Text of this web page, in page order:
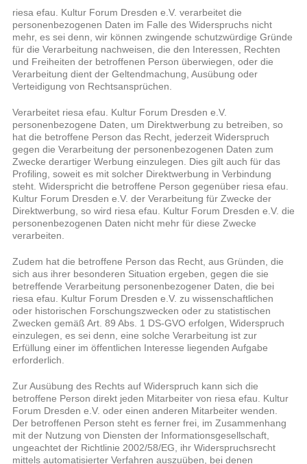
riesa efau. Kultur Forum Dresden e.V. verarbeitet die
personenbezogenen Daten im Falle des Widerspruchs nicht
mehr, es sei denn, wir können zwingende schutzwürdige Gründe
für die Verarbeitung nachweisen, die den Interessen, Rechten
und Freiheiten der betroffenen Person überwiegen, oder die
Verarbeitung dient der Geltendmachung, Ausübung oder
Verteidigung von Rechtsansprüchen.
Verarbeitet riesa efau. Kultur Forum Dresden e.V.
personenbezogene Daten, um Direktwerbung zu betreiben, so
hat die betroffene Person das Recht, jederzeit Widerspruch
gegen die Verarbeitung der personenbezogenen Daten zum
Zwecke derartiger Werbung einzulegen. Dies gilt auch für das
Profiling, soweit es mit solcher Direktwerbung in Verbindung
steht. Widerspricht die betroffene Person gegenüber riesa efau.
Kultur Forum Dresden e.V. der Verarbeitung für Zwecke der
Direktwerbung, so wird riesa efau. Kultur Forum Dresden e.V. die
personenbezogenen Daten nicht mehr für diese Zwecke
verarbeiten.
Zudem hat die betroffene Person das Recht, aus Gründen, die
sich aus ihrer besonderen Situation ergeben, gegen die sie
betreffende Verarbeitung personenbezogener Daten, die bei
riesa efau. Kultur Forum Dresden e.V. zu wissenschaftlichen
oder historischen Forschungszwecken oder zu statistischen
Zwecken gemäß Art. 89 Abs. 1 DS-GVO erfolgen, Widerspruch
einzulegen, es sei denn, eine solche Verarbeitung ist zur
Erfüllung einer im öffentlichen Interesse liegenden Aufgabe
erforderlich.
Zur Ausübung des Rechts auf Widerspruch kann sich die
betroffene Person direkt jeden Mitarbeiter von riesa efau. Kultur
Forum Dresden e.V. oder einen anderen Mitarbeiter wenden.
Der betroffenen Person steht es ferner frei, im Zusammenhang
mit der Nutzung von Diensten der Informationsgesellschaft,
ungeachtet der Richtlinie 2002/58/EG, ihr Widerspruchsrecht
mittels automatisierter Verfahren auszuüben, bei denen